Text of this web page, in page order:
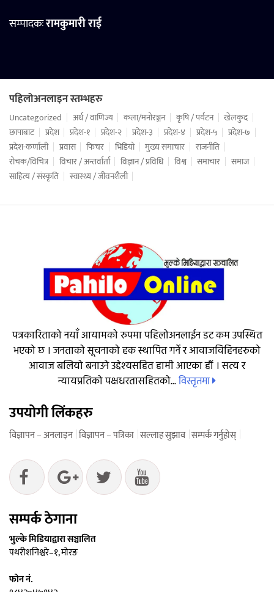
सम्पादकःरामकुमारी राई
पहिलोअनलाइन स्तम्भहरु
Uncategorized अर्थ / वाणिज्य कला/मनोरञ्जन कृषि / पर्यटन
खेलकुद
छापाबाट
प्रदेश प्रदेश-१ प्रदेश-२ प्रदेश-३ प्रदेश-४ प्रदेश-५
प्रदेश-७
प्रदेश-कर्णाली
प्रवास फिचर भिडियो मुख्य समाचार
राजनीति
रोचक/विचित्र
विचार / अन्तर्वार्ता विज्ञान / प्रविधि विश्व समाचार
समाज
साहित्य / संस्कृति
स्वास्थ्य / जीवनशैली
पत्रकारिताको नयाँ आयामको रुपमा पहिलोअनलाईन डट कम उपस्थित
भएको छ । जनताको सूचनाको हक स्थापित गर्ने र आवाजविहिनहरुको
आवाज बलियो बनाउने उद्देश्यसहित हामी आएका हौं । सत्य र
न्यायप्रतिको पक्षधरतासहितको...विस्तृतमा
उपयोगी लिंकहरु
विज्ञापन – अनलाइन विज्ञापन – पत्रिका सल्लाह सुझाव सम्पर्क गर्नुहोस्
सम्पर्क ठेगाना
भुल्के मिडियाद्वारा सञ्चालित
पथरीशनिश्चरे–१, मोरङ
फोन नं.